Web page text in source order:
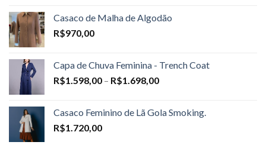
Casaco de Malha de Algodão
R$970,00
Capa de Chuva Feminina - Trench Coat
R$1.598,00 – R$1.698,00Price
through
Casaco Feminino de Lã Gola Smoking.
R$1.720,00